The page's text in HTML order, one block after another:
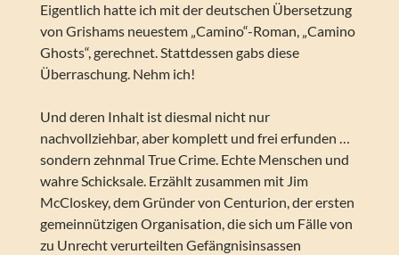
Eigentlich hatte ich mit der deutschen Übersetzung
von Grishams neuestem „Camino“-Roman, „Camino
Ghosts“, gerechnet. Stattdessen gabs diese
Überraschung. Nehm ich!
Und deren Inhalt ist diesmal nicht nur
nachvollziehbar, aber komplett und frei erfunden …
sondern zehnmal True Crime. Echte Menschen und
wahre Schicksale. Erzählt zusammen mit Jim
McCloskey, dem Gründer von Centurion, der ersten
gemeinnützigen Organisation, die sich um Fälle von
zu Unrecht verurteilten Gefängnisinsassen